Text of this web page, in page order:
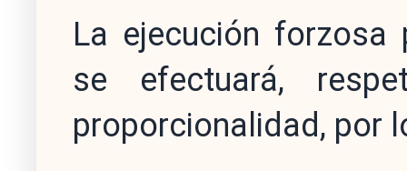
La ejecución forzosa
se efectuará,
proporcionalidad, por